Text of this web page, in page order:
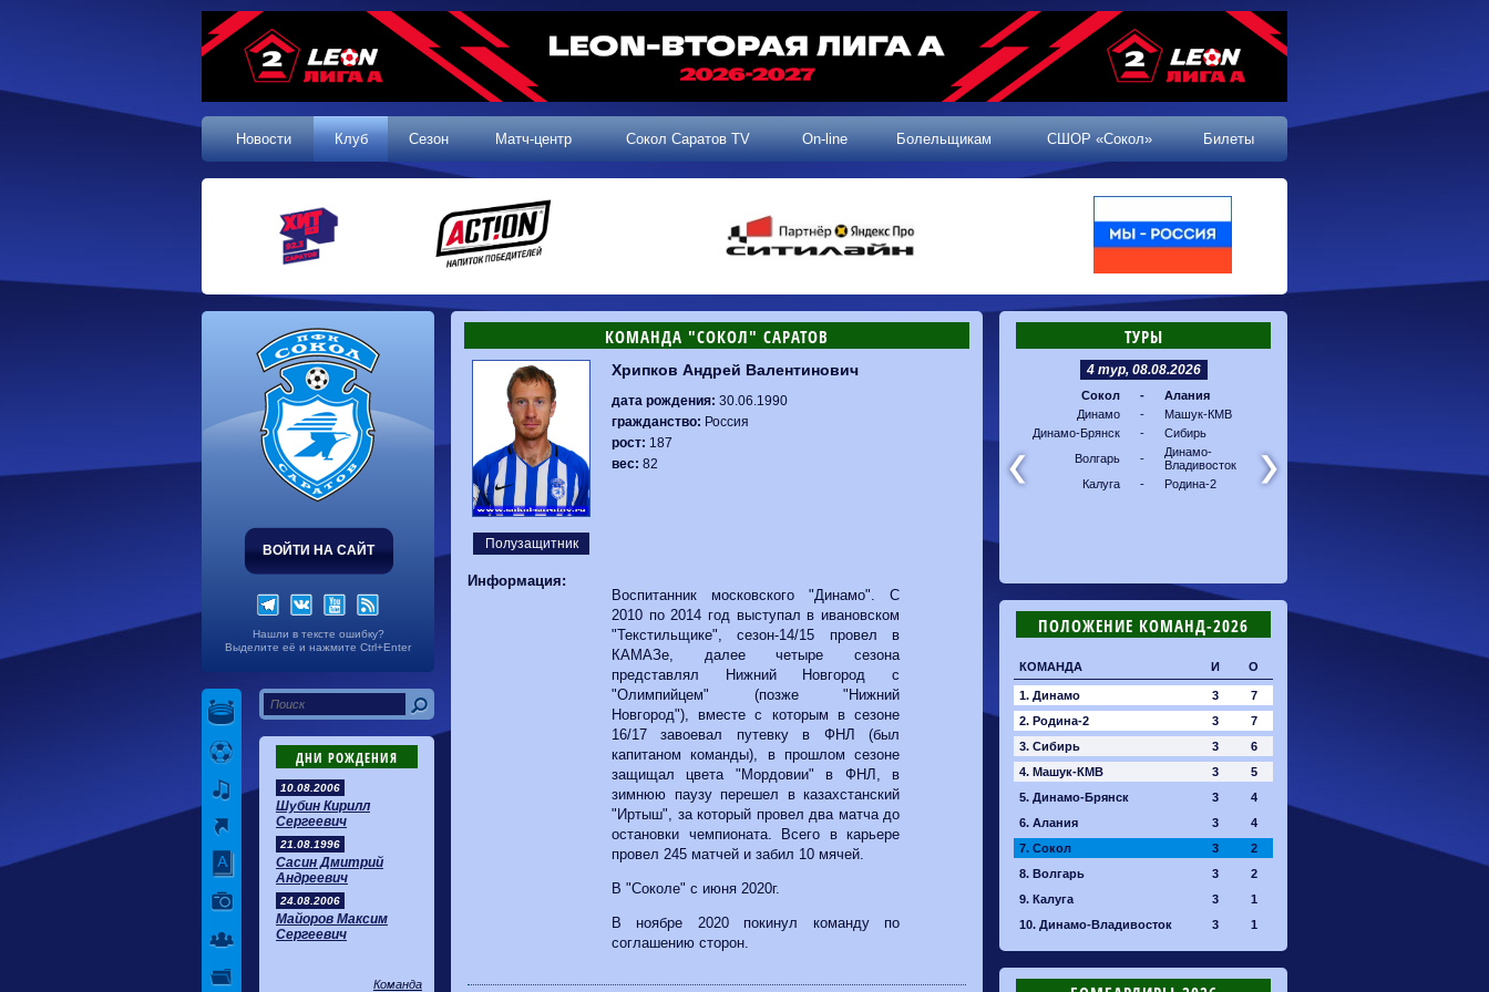
Новости Клуб Сезон Матч-центр Сокол Саратов TV On-line Болельщикам СШОР «Сокол» Билеты
ВОЙТИ НА САЙТ
Нашли в тексте ошибку?
Выделите её и нажмите Ctrl+Enter
ДНИ РОЖДЕНИЯ
10.08.2006
Шубин Кирилл
Сергеевич
21.08.1996
Сасин Дмитрий
Андреевич
24.08.2006
Майоров Максим
Сергеевич
Команда
КОМАНДА "СОКОЛ" САРАТОВ
Полузащитник
Хрипков Андрей Валентинович
дата рождения: 30.06.1990
гражданство: Россия
рост: 187
вес: 82
Информация:
Воспитанник московского "Динамо". С
2010 по 2014 год выступал в ивановском
"Текстильщике", сезон-14/15 провел в
КАМАЗе, далее четыре сезона
представлял Нижний Новгород с
"Олимпийцем" (позже "Нижний
Новгород"), вместе с которым в сезоне
16/17 завоевал путевку в ФНЛ (был
капитаном команды), в прошлом сезоне
защищал цвета "Мордовии" в ФНЛ, в
зимнюю паузу перешел в казахстанский
"Иртыш", за который провел два матча до
остановки чемпионата. Всего в карьере
провел 245 матчей и забил 10 мячей.
В "Соколе" с июня 2020г.
В ноябре 2020 покинул команду по
соглашению сторон.
ТУРЫ
1 тур, 19.07.2026
1-1
Калуга
Динамо
0-0
Волгарь
0-0
Динамо-Брянск
2-1
Алания
1-2 Сибирь
2 тур, 25.07.2026
Родина-2
Динамо-
Владивосток
2 тур, 26.07.2026
Сокол 0-1
Динамо
Динамо-Брянск
0-4
Волгарь
1-2
Машук-КМВ
Калуга
0-1 Сибирь
3 тур, 02.08.2026 4 тур, 08.08.2026
Сокол -
Алания
Динамо
-
Машук-КМВ
Динамо-Брянск
-
Сибирь
Волгарь
-
Динамо-
Владивосток
Калуга
- Родина-2
Сибирь
ПОЛОЖЕНИЕ КОМАНД-2026
КОМАНДА И О
1. Динамо 3
7
2. Родина-2
3
7
3. Сибирь
3
6
4. Машук-КМВ
3
5
5. Динамо-Брянск
3
4
6. Алания
3
4
7. Сокол
3
2
8. Волгарь
3
2
9. Калуга
3
1
10. Динамо-Владивосток
3 1